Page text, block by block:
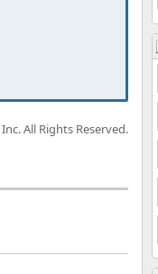
All Rights Reserved.